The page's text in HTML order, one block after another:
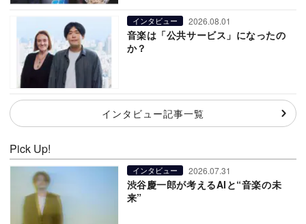
インタビュー 2026.08.01
音楽は「公共サービス」になったの
か？
インタビュー記事一覧
Pick Up!
インタビュー 2026.07.31
渋谷慶一郎が考えるAIと“音楽の未
来”